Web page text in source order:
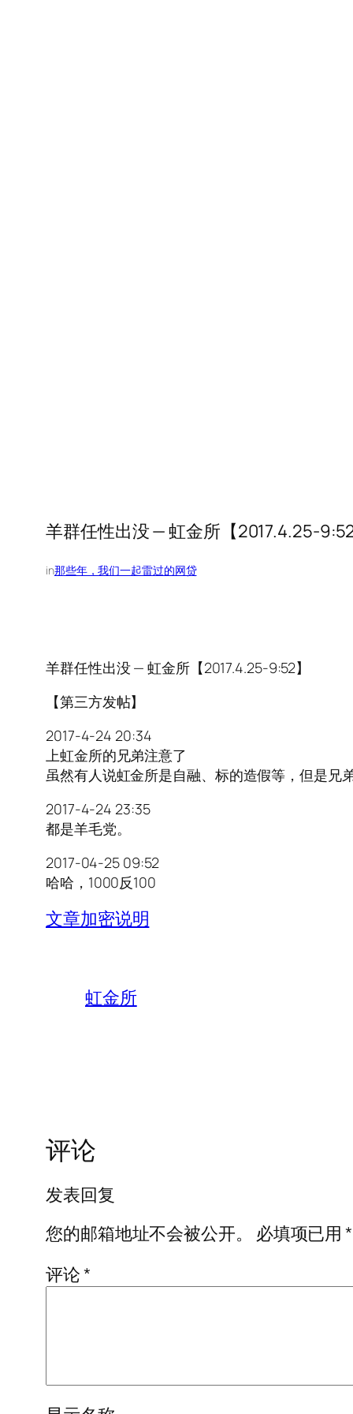
羊群任性出没 — 虹金所【2017.4.25-
in那些年，我们一起雷过的网贷
羊群任性出没 — 虹金所【2017.4.25-9:52】
【第三方发帖】
2017-4-24 20:34
上虹金所的兄弟注意了
虽然有人说虹金所是自融、标的造假等，但是兄
2017-4-24 23:35
都是羊毛党。
2017-04-25 09:52
哈哈，1000反100
文章加密说明
虹金所
评论
发表回复
您的邮箱地址不会被公开。
必填项已用*
评论*